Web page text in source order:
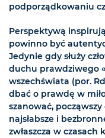
podporządkowaniu
Perspektywą
powinno być
Jedynie gdy służy
duchu prawdziwego
wszechświata (por.
dbać o prawdę w
szanować,
najsłabsze i
zwłaszcza w